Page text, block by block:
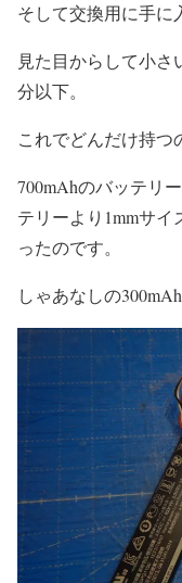
そして交換用に手に
見た目からして小さ
分以下。
これでどんだけ持つ
700mAhのバッテリ
テリーより1mmサ
ったのです。
しゃあなしの300mAh